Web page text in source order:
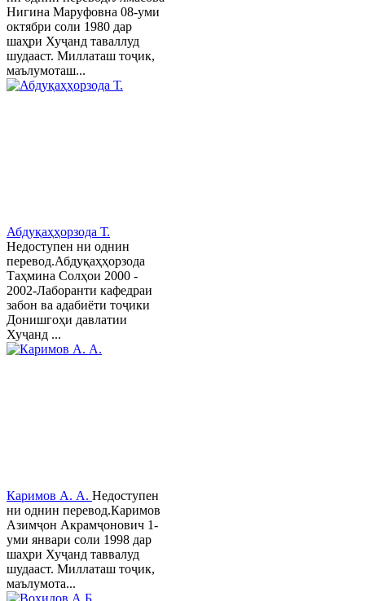
Нигина Маруфовна 08-уми
октябри соли 1980 дар
шаҳри Хуҷанд таваллуд
шудааст. Миллаташ тоҷик,
маълумоташ...
Абдуқаҳҳорзода Т.
Недоступен ни однин
перевод.Абдуқаҳҳорзода
Таҳмина Солҳои 2000 -
2002-Лаборанти кафедраи
забон ва адабиёти тоҷики
Донишгоҳи давлатии
Хуҷанд ...
Каримов А. А. Недоступен
ни однин перевод.Каримов
Азимҷон Акрамҷонович 1-
уми январи соли 1998 дар
шаҳри Хуҷанд таввалуд
шудааст. Миллаташ тоҷик,
маълумота...